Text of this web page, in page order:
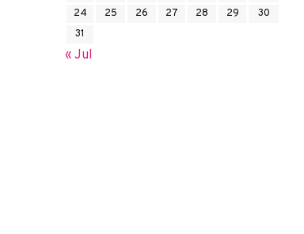
24
25 26 27 28 29
30
31
« Jul